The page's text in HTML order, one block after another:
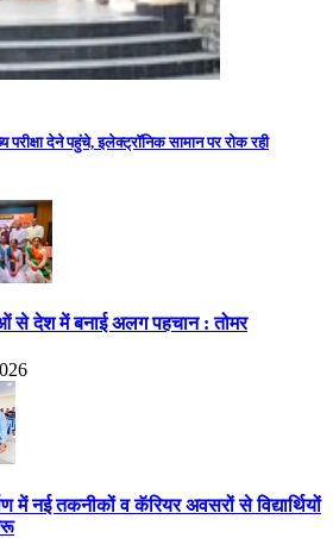
परीक्षा देने पहुंचे, इलेक्ट्रॉनिक सामान पर रोक रही
से देश में बनाई अलग पहचान : तोमर
में नई तकनीकों व कॅरियर अवसरों से विद्यार्थियों